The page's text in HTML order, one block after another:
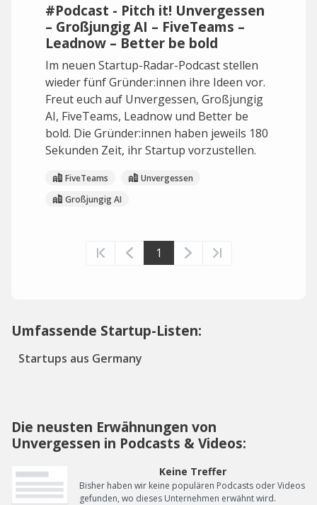
#Podcast - Pitch it! Unvergessen
– Großjungig AI – FiveTeams –
Leadnow – Better be bold
Im neuen Startup-Radar-Podcast stellen
wieder fünf Gründer:innen ihre Ideen vor.
Freut euch auf Unvergessen, Großjungig
AI, FiveTeams, Leadnow und Better be
bold. Die Gründer:innen haben jeweils 180
Sekunden Zeit, ihr Startup vorzustellen.
FiveTeams
Unvergessen
Großjungig AI
1
Umfassende Startup-Listen:
Startups aus Germany
Die neusten Erwähnungen von
Unvergessen in Podcasts & Videos:
Keine Treffer
Bisher haben wir keine populären Podcasts oder Videos
gefunden, wo dieses Unternehmen erwähnt wird.